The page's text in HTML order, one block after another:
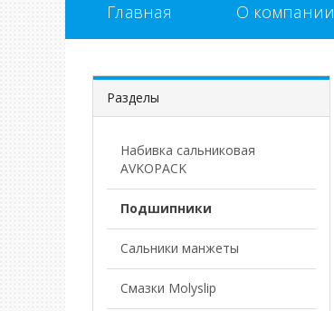
Главная О компании
Разделы
Набивка сальниковая
AVKOPACK
Подшипники
Сальники манжеты
Смазки Molyslip